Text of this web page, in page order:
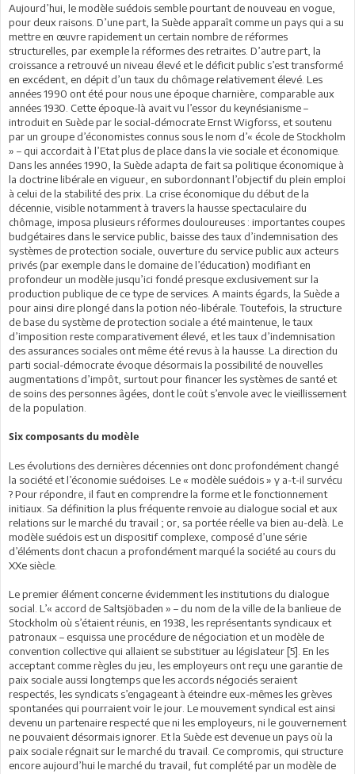
Aujourd’hui, le modèle suédois semble pourtant de nouveau en vogue,
pour deux raisons. D’une part, la Suède apparaît comme un pays qui a su
mettre en œuvre rapidement un certain nombre de réformes
structurelles, par exemple la réformes des retraites. D’autre part, la
croissance a retrouvé un niveau élevé et le déficit public s’est transformé
en excédent, en dépit d’un taux du chômage relativement élevé. Les
années 1990 ont été pour nous une époque charnière, comparable aux
années 1930. Cette époque-là avait vu l’essor du keynésianisme –
introduit en Suède par le social-démocrate Ernst Wigforss, et soutenu
par un groupe d’économistes connus sous le nom d’« école de Stockholm
» – qui accordait à l’Etat plus de place dans la vie sociale et économique.
Dans les années 1990, la Suède adapta de fait sa politique économique à
la doctrine libérale en vigueur, en subordonnant l’objectif du plein emploi
à celui de la stabilité des prix. La crise économique du début de la
décennie, visible notamment à travers la hausse spectaculaire du
chômage, imposa plusieurs réformes douloureuses : importantes coupes
budgétaires dans le service public, baisse des taux d’indemnisation des
systèmes de protection sociale, ouverture du service public aux acteurs
privés (par exemple dans le domaine de l’éducation) modifiant en
profondeur un modèle jusqu’ici fondé presque exclusivement sur la
production publique de ce type de services. A maints égards, la Suède a
pour ainsi dire plongé dans la potion néo-libérale. Toutefois, la structure
de base du système de protection sociale a été maintenue, le taux
d’imposition reste comparativement élevé, et les taux d’indemnisation
des assurances sociales ont même été revus à la hausse. La direction du
parti social-démocrate évoque désormais la possibilité de nouvelles
augmentations d’impôt, surtout pour financer les systèmes de santé et
de soins des personnes âgées, dont le coût s’envole avec le vieillissement
de la population.
Six composants du modèle
Les évolutions des dernières décennies ont donc profondément changé
la société et l’économie suédoises. Le « modèle suédois » y a-t-il survécu
? Pour répondre, il faut en comprendre la forme et le fonctionnement
initiaux. Sa définition la plus fréquente renvoie au dialogue social et aux
relations sur le marché du travail ; or, sa portée réelle va bien au-delà. Le
modèle suédois est un dispositif complexe, composé d’une série
d’éléments dont chacun a profondément marqué la société au cours du
XXe siècle.
Le premier élément concerne évidemment les institutions du dialogue
social. L’« accord de Saltsjöbaden » – du nom de la ville de la banlieue de
Stockholm où s’étaient réunis, en 1938, les représentants syndicaux et
patronaux – esquissa une procédure de négociation et un modèle de
convention collective qui allaient se substituer au législateur [5]. En les
acceptant comme règles du jeu, les employeurs ont reçu une garantie de
paix sociale aussi longtemps que les accords négociés seraient
respectés, les syndicats s’engageant à éteindre eux-mêmes les grèves
spontanées qui pourraient voir le jour. Le mouvement syndical est ainsi
devenu un partenaire respecté que ni les employeurs, ni le gouvernement
ne pouvaient désormais ignorer. Et la Suède est devenue un pays où la
paix sociale régnait sur le marché du travail. Ce compromis, qui structure
encore aujourd’hui le marché du travail, fut complété par un modèle de